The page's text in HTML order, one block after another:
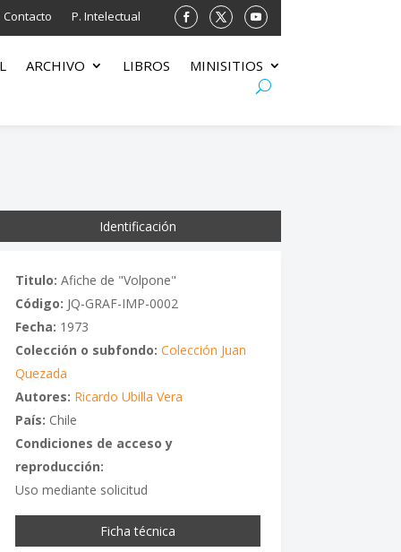
Contacto P. Intelectual
ARCHIVO LIBROS MINISITIOS
Identificación
Titulo: Afiche de "Volpone"
Código: JQ-GRAF-IMP-0002
Fecha: 1973
Colección o subfondo: Colección Juan
Quezada
Autores: Ricardo Ubilla Vera
País: Chile
Condiciones de acceso y
reproducción:
Uso mediante solicitud
Ficha técnica